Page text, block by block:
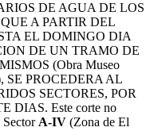
DE AGUA DE LOS
A PARTIR DEL
EL DOMINGO DIA
DE UN TRAMO DE
(Obra Museo
SE PROCEDERA AL
SECTORES, POR
DIAS. Este corte no
Sector A-IV (Zona de El